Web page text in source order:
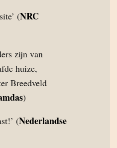
(NRC
zijn van
huize,
Breedveld
)
(Nederlandse